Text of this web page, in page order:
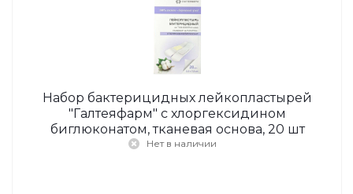
Набор бактерицидных лейкопластырей
"Галтеяфарм" с хлоргексидином
биглюконатом, тканевая основа, 20 шт
Нет в наличии